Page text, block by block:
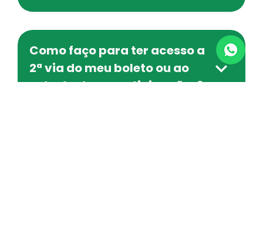
Como faço para ter acesso a
2ª via do meu boleto ou ao
extrato de coparticipações?